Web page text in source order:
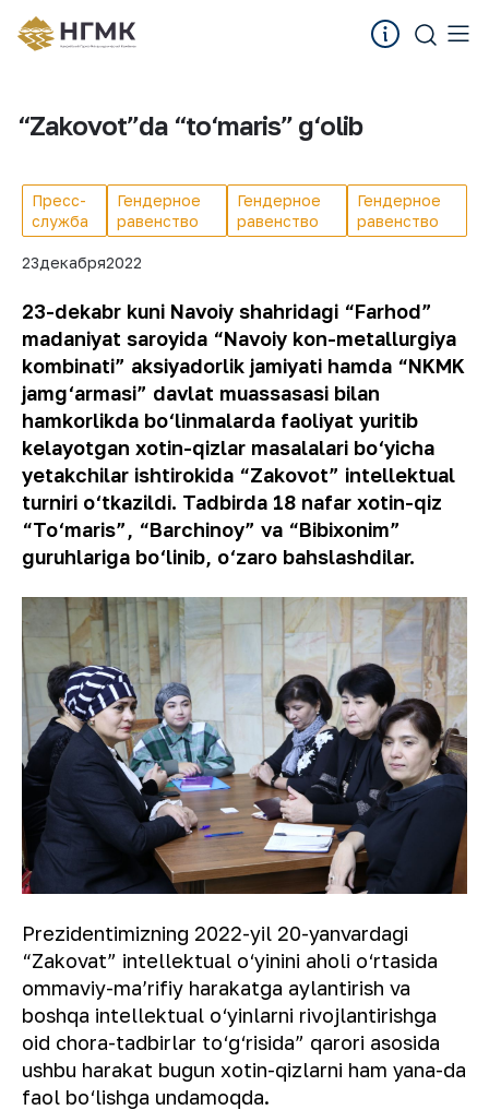
“Zakovot”da “to‘maris” g‘olib
Пресс-
служба
Гендерное
равенство
Гендерное
равенство
Гендерное
равенство
23декабря2022
23-dekabr kuni Navoiy shahridagi “Farhod”
madaniyat saroyida “Navoiy kon-metallurgiya
kombinati” aksiyadorlik jamiyati hamda “NKMK
jamg‘armasi” davlat muassasasi bilan
hamkorlikda bo‘linmalarda faoliyat yuritib
kelayotgan xotin-qizlar masalalari bo‘yicha
yetakchilar ishtirokida “Zakovot” intellektual
turniri o‘tkazildi. Tadbirda 18 nafar xotin-qiz
“To‘maris”, “Barchinoy” va “Bibixonim”
guruhlariga bo‘linib, o‘zaro bahslashdilar.
Prezidentimizning 2022-yil 20-yanvardagi
“Zakovat” intellektual o‘yinini aholi o‘rtasida
ommaviy-maʼrifiy harakatga aylantirish va
boshqa intellektual o‘yinlarni rivojlantirishga
oid chora-tadbirlar to‘g‘risida” qarori asosida
ushbu harakat bugun xotin-qizlarni ham yana-da
faol bo‘lishga undamoqda.